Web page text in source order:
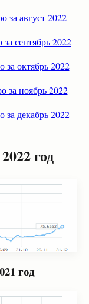
за август 2022
за сентябрь 2022
за октябрь 2022
за ноябрь 2022
за декабрь 2022
год
год